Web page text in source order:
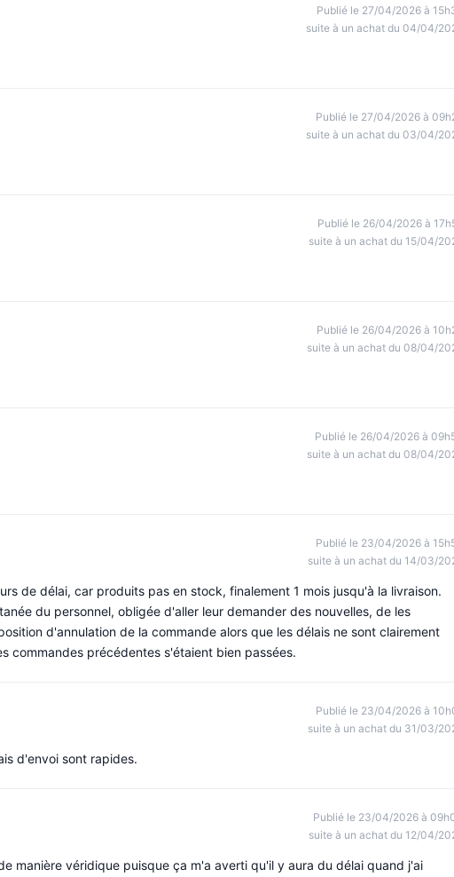
Publié le 27/04/2026 à
suite à un achat du 04/04/
Publié le 27/04/2026 à
suite à un achat du 03/04/
Publié le 26/04/2026 à
suite à un achat du 15/04/
Publié le 26/04/2026 à
suite à un achat du 08/04/
Publié le 26/04/2026 à
suite à un achat du 08/04/
Publié le 23/04/2026 à
suite à un achat du 14/03/
de délai, car produits pas en stock, finalement 1 mois jusqu'à la livraison.
du personnel, obligée d'aller leur demander des nouvelles, de les
d'annulation de la commande alors que les délais ne sont clairement
commandes précédentes s'étaient bien passées.
Publié le 23/04/2026 à
suite à un achat du 31/03/
d'envoi sont rapides.
Publié le 23/04/2026 à
suite à un achat du 12/04/
manière véridique puisque ça m'a averti qu'il y aura du délai quand j'ai